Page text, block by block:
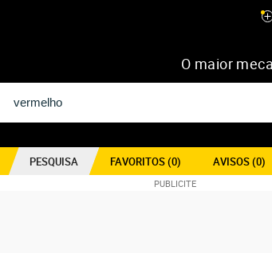
O maior
PESQUISA FAVORITOS (0) AVISOS (0)